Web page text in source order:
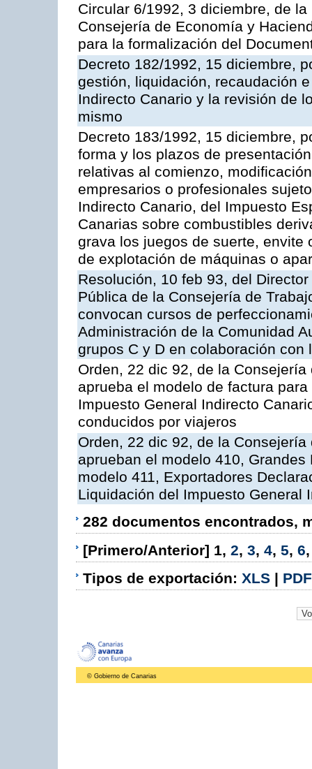
Circular 6/1992, 3 diciembre, de
Consejería de Economía y
para la formalización del
Decreto 182/1992, 15 diciembre,
gestión, liquidación, recaudación
Indirecto Canario y la revisión de
mismo
Decreto 183/1992, 15 diciembre,
forma y los plazos de
relativas al comienzo,
empresarios o profesionales
Indirecto Canario, del Impuesto
Canarias sobre combustibles
grava los juegos de suerte, envite
de explotación de máquinas o
Resolución, 10 feb 93, del
Pública de la Consejería de
convocan cursos de
Administración de la Comunidad
grupos C y D en colaboración con
Orden, 22 dic 92, de la
aprueba el modelo de factura
Impuesto General Indirecto
conducidos por viajeros
Orden, 22 dic 92, de la
aprueban el modelo 410,
modelo 411, Exportadores
Liquidación del Impuesto General
282 documentos encontrados,
[Primero/Anterior] 1, 2, 3, 4, 5, 6
Tipos de exportación: XLS | PDF
© Gobierno de Canarias